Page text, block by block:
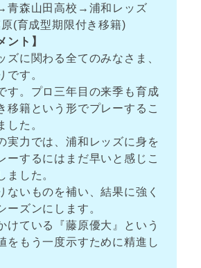
青森山田高校→浦和レッズ
(育成型期限付き移籍)
ント】
ズに関わる全てのみなさま、
です。
す。プロ三年目の来季も育成
移籍という形でプレーするこ
した。
実力では、浦和レッズに身を
ーするにはまだ早いと感じこ
ました。
ないものを補い、結果に強く
ーズンにします。
けている『藤原優大』という
をもう一度示すために精進し